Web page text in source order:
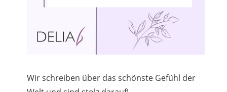
Wir schreiben über das schönste Gefühl der